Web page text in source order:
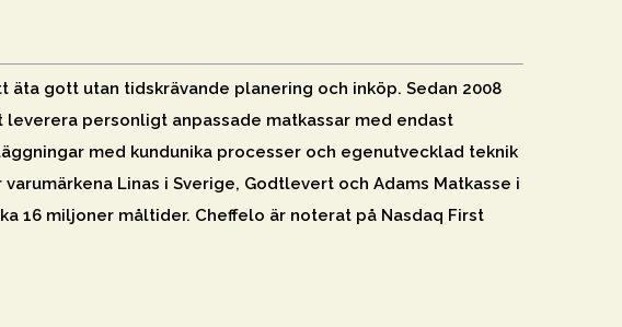
gott utan tidskrävande planering och inköp. Sedan 2008
personligt anpassade matkassar med endast
med kundunika processer och egenutvecklad teknik
Linas i Sverige, Godtlevert och Adams Matkasse i
16 miljoner måltider. Cheffelo är noterat på Nasdaq First